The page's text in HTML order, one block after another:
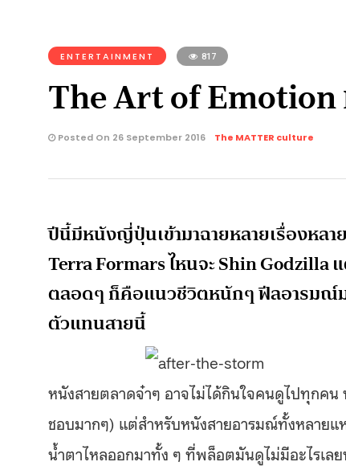
ENTERTAINMENT 817
The Art of
Posted On 26 September 2016 The MATTER culture
ปีนี้มีหนังญี่ปุ่นเข้ามาฉายหลายเรื่องหลา
Terra Formars ไหนจะ Shin
ตลอดๆ ก็คือแนวชีวิตหนักๆ ฟีลอารมณ์ม
ตัวแทนสายนี้
หนังสายตลาดจ๋าๆ อาจไม่ได้กินใจคนดูไปทุกค
ชอบมากๆ) แต่สำหรับหนังสายอารมณ์ทั้งหลายแ
น้ำตาไหลออกมาทั้ง ๆ ที่พล็อตมันดูไม่มีอะไรเล